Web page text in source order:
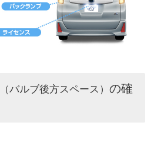
（バルブ後方スペース） の確